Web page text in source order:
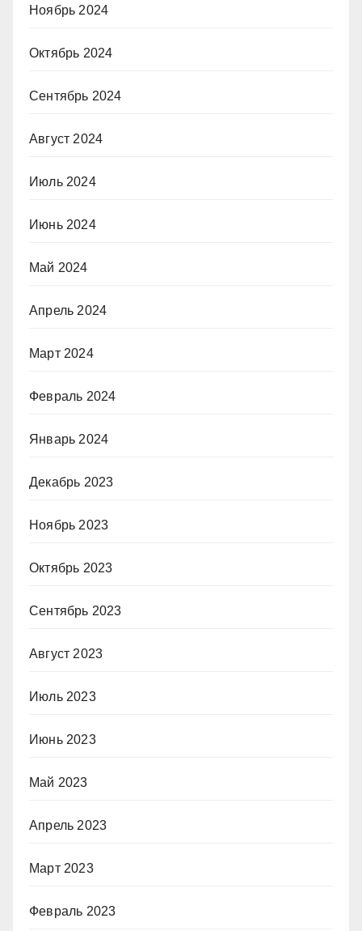
Ноябрь 2024
Октябрь 2024
Сентябрь 2024
Август 2024
Июль 2024
Июнь 2024
Май 2024
Апрель 2024
Март 2024
Февраль 2024
Январь 2024
Декабрь 2023
Ноябрь 2023
Октябрь 2023
Сентябрь 2023
Август 2023
Июль 2023
Июнь 2023
Май 2023
Апрель 2023
Март 2023
Февраль 2023